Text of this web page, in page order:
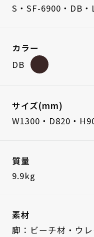
S・SF-6900・DB・
カラー
DB
サイズ(mm)
W1300・D820・
質量
9.9kg
素材
脚：ビーチ材・ウ